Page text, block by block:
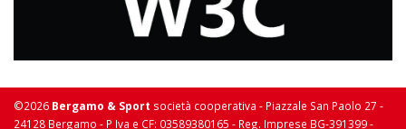
©2026 Bergamo & Sport società cooperativa - Piazzale San Paolo 27 -
24128 Bergamo - P Iva e CF: 03589380165 - Reg. Imprese BG-391399 -